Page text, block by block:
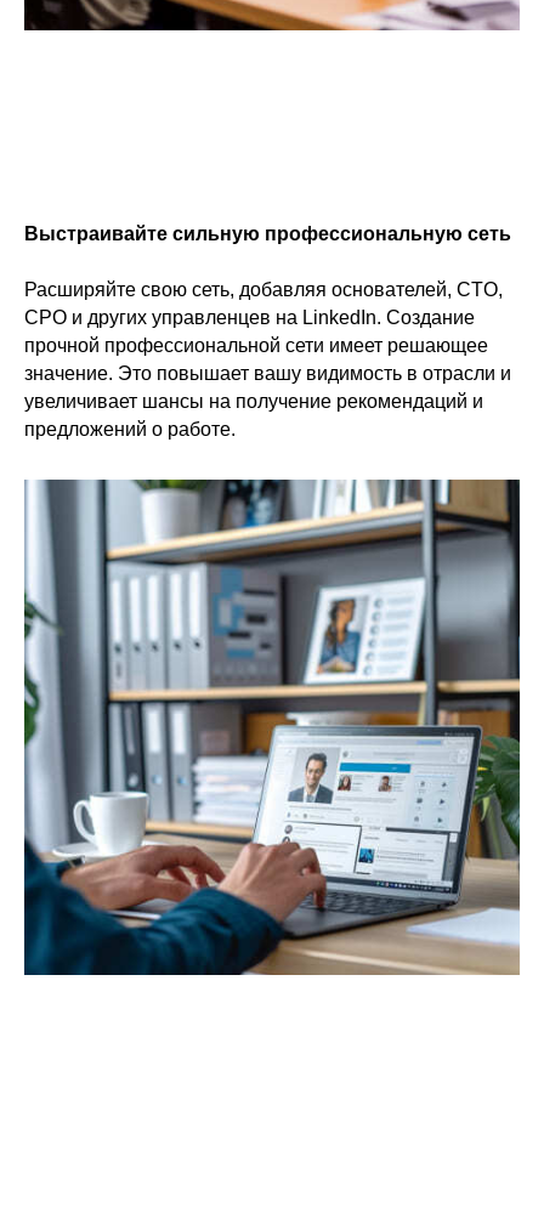
Выстраивайте сильную профессиональную сеть
Расширяйте свою сеть, добавляя основателей, CTO,
CPO и других управленцев на LinkedIn. Создание
прочной профессиональной сети имеет решающее
значение. Это повышает вашу видимость в отрасли и
увеличивает шансы на получение рекомендаций и
предложений о работе.